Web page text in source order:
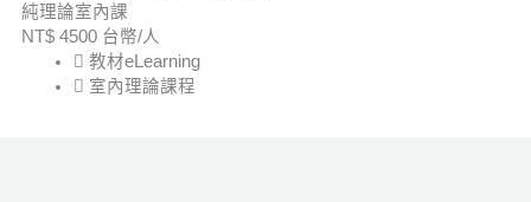
純理論室內課
NT$ 4500 台幣/人
教材eLearning
室內理論課程